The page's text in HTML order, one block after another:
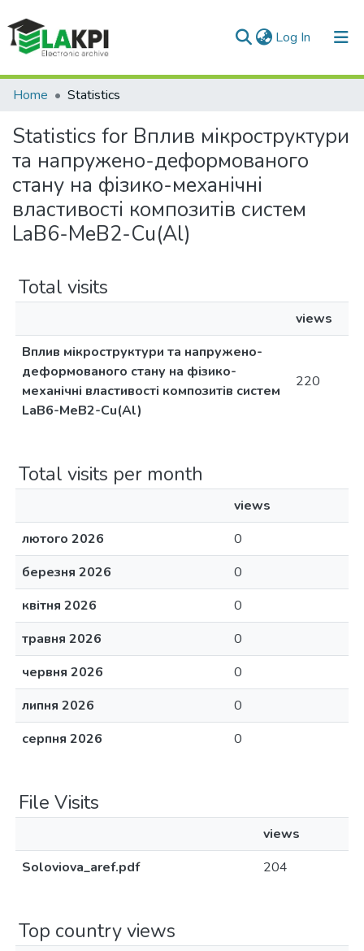
Log In (current)
Communities & Collections
All of DSpace
Home Statistics
Statistics for Вплив мікроструктури
та напружено-деформованого
стану на фізико-механічні
властивості композитів систем
LaB6-MeB2-Cu(Al)
Total visits
views
Вплив мікроструктури та напружено-
деформованого стану на фізико-
механічні властивості композитів систем
LaB6-MeB2-Cu(Al)
220
Total visits per month
views
лютого 2026
0
березня 2026
0
квітня 2026
0
травня 2026
0
червня 2026
0
липня 2026
0
серпня 2026
0
File Visits
views
Soloviova_aref.pdf
204
Top country views